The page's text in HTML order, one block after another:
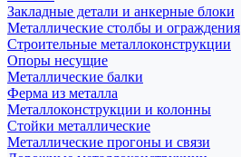
Закладные детали и анкерные блоки
Металлические столбы и ограждения
Строительные металлоконструкции
Опоры несущие
Металлические балки
Ферма из металла
Металлоконструкции и колонны
Стойки металлические
Металлические прогоны и связи